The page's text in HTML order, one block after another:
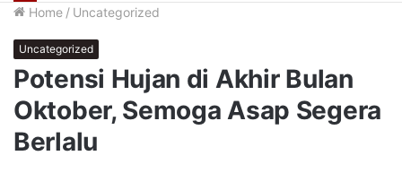
Home / Uncategorized
Uncategorized
Potensi Hujan di Akhir Bulan
Oktober, Semoga Asap Segera
Berlalu